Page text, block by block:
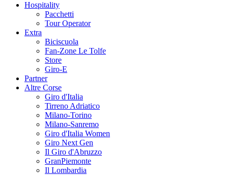
Hospitality
Pacchetti
Tour Operator
Extra
Biciscuola
Fan-Zone Le Tolfe
Store
Giro-E
Partner
Altre Corse
Giro d'Italia
Tirreno Adriatico
Milano-Torino
Milano-Sanremo
Giro d'Italia Women
Giro Next Gen
Il Giro d'Abruzzo
GranPiemonte
Il Lombardia